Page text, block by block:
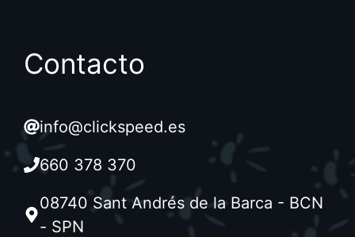
Contacto
info@clickspeed.es
660 378 370
08740 Sant Andrés de la Barca - BCN
- SPN